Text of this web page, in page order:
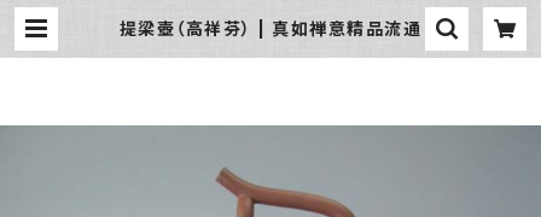
提梁壺（高祥芬） | 真如禅意精品流通